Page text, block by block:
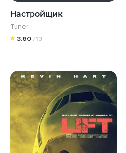
Настройщик
Tuner
3.60 /13